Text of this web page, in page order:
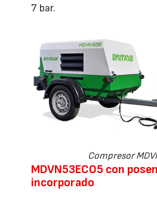
7 bar.
Compresor
MDVN53ECO5 con
incorporado